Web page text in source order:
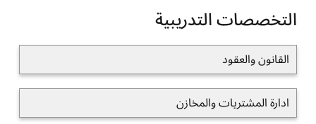
التخصصات التدريبية
القانون والعقود
ادارة المشتريات والمخازن